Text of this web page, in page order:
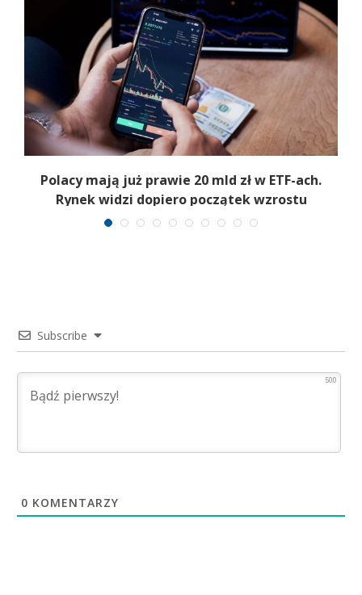
Polacy mają już prawie 20 mld zł w ETF-ach.
Rynek widzi dopiero początek wzrostu
Subscribe
500
0 KOMENTARZY